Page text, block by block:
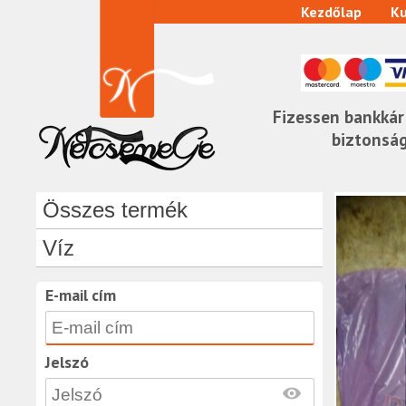
Fizessen
Kezdőlap
Összes termék
Víz
E-mail cím
Jelszó